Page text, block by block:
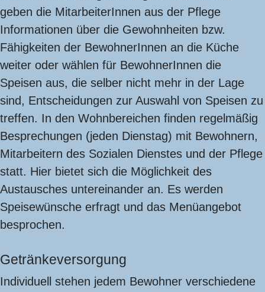
geben die MitarbeiterInnen aus der Pflege
Informationen über die Gewohnheiten bzw.
Fähigkeiten der BewohnerInnen an die Küche
weiter oder wählen für BewohnerInnen die
Speisen aus, die selber nicht mehr in der Lage
sind, Entscheidungen zur Auswahl von Speisen zu
treffen. In den Wohnbereichen finden regelmäßig
Besprechungen (jeden Dienstag) mit Bewohnern,
Mitarbeitern des Sozialen Dienstes und der Pflege
statt. Hier bietet sich die Möglichkeit des
Austausches untereinander an. Es werden
Speisewünsche erfragt und das Menüangebot
besprochen.
Getränkeversorgung
Individuell stehen jedem Bewohner verschiedene